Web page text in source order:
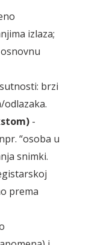
izlaza;
brzi
odlazaka.
-
“osoba u
snimki.
prema